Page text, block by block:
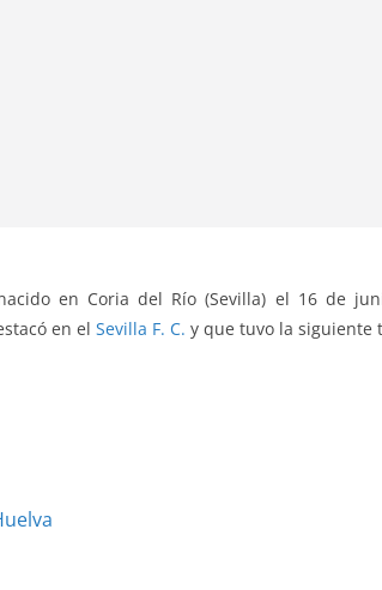
en Coria del Río (Sevilla) el 16 de
en el Sevilla F. C. y que tuvo la siguiente